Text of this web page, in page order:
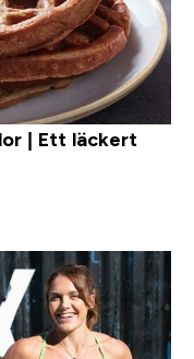
| Ett läckert